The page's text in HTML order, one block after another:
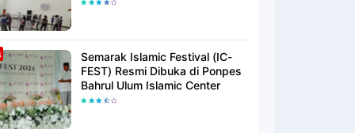
Semarak Islamic Festival (IC-
FEST) Resmi Dibuka di Ponpes
Bahrul Ulum Islamic Center